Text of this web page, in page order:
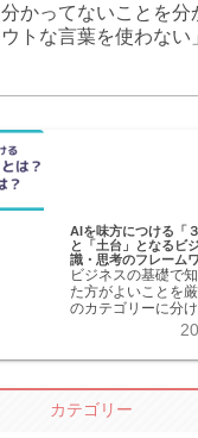
分かってないことを分
ウトな言葉を使わない
AIを味方につける「
と「土台」となるビ
識・思考のフレーム
ビジネスの基礎で
た方がよいことを
のカテゴリーに分
以上を掲載してい
ます。
カテゴリー